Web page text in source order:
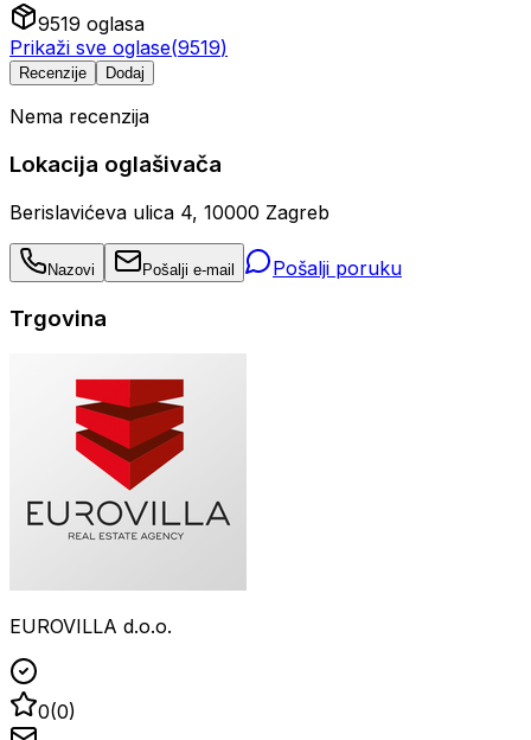
9519 oglasa
Prikaži sve oglase(9519)
Recenzije Dodaj
Nema recenzija
Lokacija oglašivača
Berislavićeva ulica 4, 10000 Zagreb
Nazovi Pošalji e-mail Pošalji poruku
Trgovina
EUROVILLA d.o.o.
0(0)